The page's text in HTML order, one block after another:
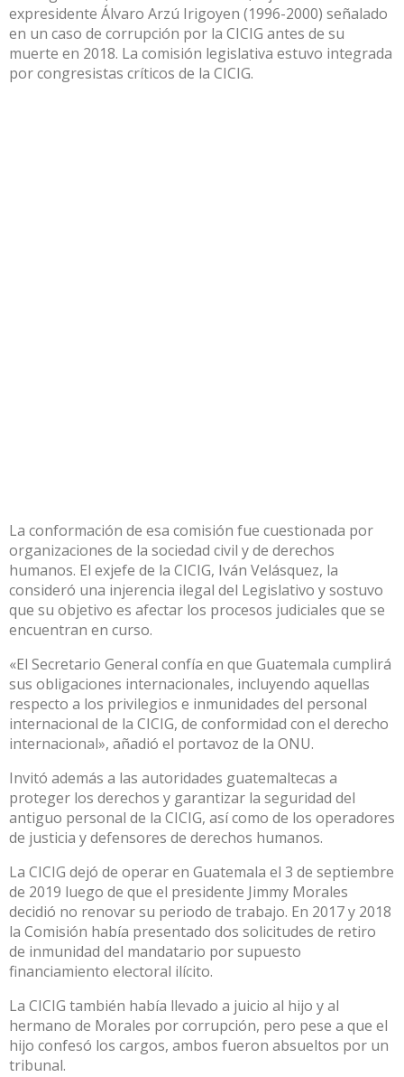
expresidente Álvaro Arzú Irigoyen (1996-2000) señalado
en un caso de corrupción por la CICIG antes de su
muerte en 2018. La comisión legislativa estuvo integrada
por congresistas críticos de la CICIG.
La conformación de esa comisión fue cuestionada por
organizaciones de la sociedad civil y de derechos
humanos. El exjefe de la CICIG, Iván Velásquez, la
consideró una injerencia ilegal del Legislativo y sostuvo
que su objetivo es afectar los procesos judiciales que se
encuentran en curso.
«El Secretario General confía en que Guatemala cumplirá
sus obligaciones internacionales, incluyendo aquellas
respecto a los privilegios e inmunidades del personal
internacional de la CICIG, de conformidad con el derecho
internacional», añadió el portavoz de la ONU.
Invitó además a las autoridades guatemaltecas a
proteger los derechos y garantizar la seguridad del
antiguo personal de la CICIG, así como de los operadores
de justicia y defensores de derechos humanos.
La CICIG dejó de operar en Guatemala el 3 de septiembre
de 2019 luego de que el presidente Jimmy Morales
decidió no renovar su periodo de trabajo. En 2017 y 2018
la Comisión había presentado dos solicitudes de retiro
de inmunidad del mandatario por supuesto
financiamiento electoral ilícito.
La CICIG también había llevado a juicio al hijo y al
hermano de Morales por corrupción, pero pese a que el
hijo confesó los cargos, ambos fueron absueltos por un
tribunal.